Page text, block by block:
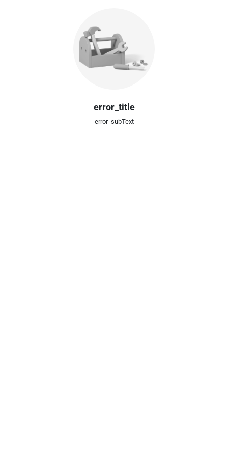
error_title
error_subText